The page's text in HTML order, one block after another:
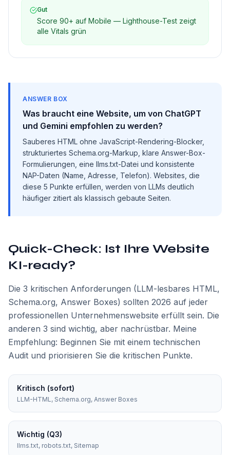
Gut
Score 90+ auf Mobile — Lighthouse-Test zeigt
alle Vitals grün
ANSWER BOX
Was braucht eine Website, um von ChatGPT
und Gemini empfohlen zu werden?
Sauberes HTML ohne JavaScript-Rendering-Blocker,
strukturiertes Schema.org-Markup, klare Answer-Box-
Formulierungen, eine llms.txt-Datei und konsistente
NAP-Daten (Name, Adresse, Telefon). Websites, die
diese 5 Punkte erfüllen, werden von LLMs deutlich
häufiger zitiert als klassisch gebaute Seiten.
Quick-Check: Ist Ihre Website
KI-ready?
Die 3 kritischen Anforderungen (LLM-lesbares HTML,
Schema.org, Answer Boxes) sollten 2026 auf jeder
professionellen Unternehmenswebsite erfüllt sein. Die
anderen 3 sind wichtig, aber nachrüstbar. Meine
Empfehlung: Beginnen Sie mit einem technischen
Audit und priorisieren Sie die kritischen Punkte.
Kritisch (sofort)
LLM-HTML, Schema.org, Answer Boxes
Wichtig (Q3)
llms.txt, robots.txt, Sitemap